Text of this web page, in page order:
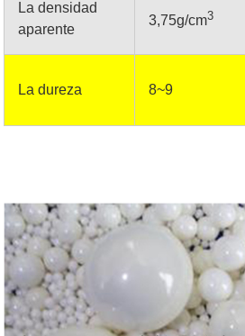
La densidad
aparente
3,75g/cm3
La dureza 8~9